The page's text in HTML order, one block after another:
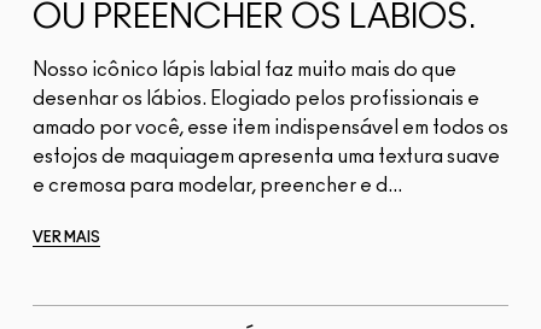
OU PREENCHER OS LÁBIOS.
Nosso icônico lápis labial faz muito mais do que
desenhar os lábios. Elogiado pelos profissionais e
amado por você, esse item indispensável em todos os
estojos de maquiagem apresenta uma textura suave
e cremosa para modelar, preencher e d...
VER MAIS